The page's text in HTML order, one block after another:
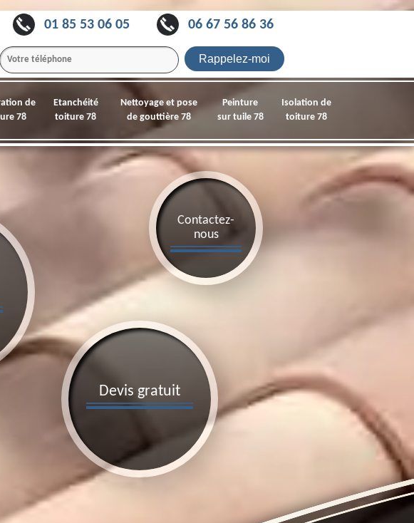
01 85 53 06 05 06 67 56 86 36
de
78
Etanchéité
toiture 78
Nettoyage et pose
de gouttière 78
Peinture
sur tuile 78
Isolation de
toiture 78
Devis gratuit
Contactez-
nous